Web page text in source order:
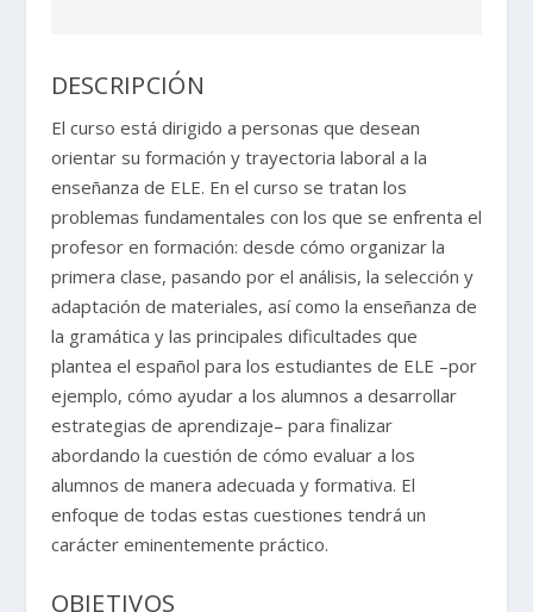
DESCRIPCIÓN
El curso está dirigido a personas que desean
orientar su formación y trayectoria laboral a la
enseñanza de ELE. En el curso se tratan los
problemas fundamentales con los que se enfrenta el
profesor en formación: desde cómo organizar la
primera clase, pasando por el análisis, la selección y
adaptación de materiales, así como la enseñanza de
la gramática y las principales dificultades que
plantea el español para los estudiantes de ELE –por
ejemplo, cómo ayudar a los alumnos a desarrollar
estrategias de aprendizaje– para finalizar
abordando la cuestión de cómo evaluar a los
alumnos de manera adecuada y formativa. El
enfoque de todas estas cuestiones tendrá un
carácter eminentemente práctico.
OBJETIVOS